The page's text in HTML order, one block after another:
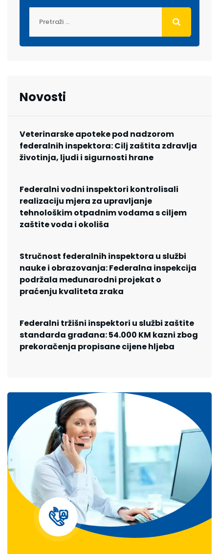
Novosti
Veterinarske apoteke pod nadzorom
federalnih inspektora: Cilj zaštita zdravlja
životinja, ljudi i sigurnosti hrane
Federalni vodni inspektori kontrolisali
realizaciju mjera za upravljanje
tehnološkim otpadnim vodama s ciljem
zaštite voda i okoliša
Stručnost federalnih inspektora u službi
nauke i obrazovanja: Federalna inspekcija
podržala međunarodni projekat o
praćenju kvaliteta zraka
Federalni tržišni inspektori u službi zaštite
standarda građana: 54.000 KM kazni zbog
prekoračenja propisane cijene hljeba